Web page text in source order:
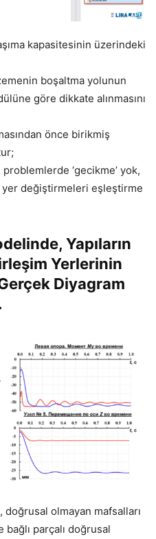
kapasitesinin üzerindeki
boşaltma yolunun
göre dikkate alınmasını
önce birikmiş
‘gecikme’ yok,
değiştirmeleri eşleştirme
Yapıların
Yerlerinin
Diyagram
olmayan mafsalları
parçalı doğrusal